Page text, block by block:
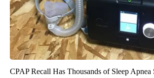
CPAP Recall Has Thousands of Sleep Apnea